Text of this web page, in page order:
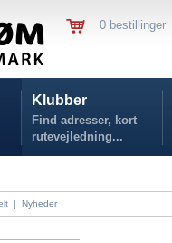
0 bestillinger
Klubber
Find adresser, kort
rutevejledning...
| Nyheder